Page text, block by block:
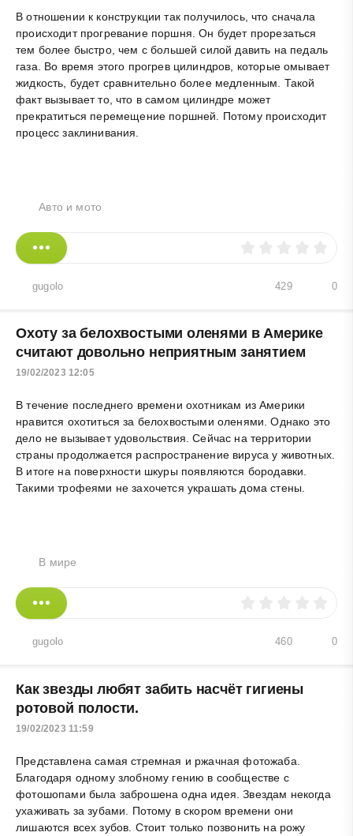
В отношении к конструкции так получилось, что сначала
происходит прогревание поршня. Он будет прорезаться
тем более быстро, чем с большей силой давить на педаль
газа. Во время этого прогрев цилиндров, которые омывает
жидкость, будет сравнительно более медленным. Такой
факт вызывает то, что в самом цилиндре может
прекратиться перемещение поршней. Потому происходит
процесс заклинивания.
Авто и мото
gugolo 0
429
Охоту за белохвостыми оленями в Америке
считают довольно неприятным занятием
19/02/2023 12:05
В течение последнего времени охотникам из Америки
нравится охотиться за белохвостыми оленями. Однако это
дело не вызывает удовольствия. Сейчас на территории
страны продолжается распространение вируса у животных.
В итоге на поверхности шкуры появляются бородавки.
Такими трофеями не захочется украшать дома стены.
В мире
gugolo 0
460
Как звезды любят забить насчёт гигиены
ротовой полости.
19/02/2023 11:59
Представлена самая стремная и ржачная фотожаба.
Благодаря одному злобному гению в сообществе с
фотошопами была заброшена одна идея. Звездам некогда
ухаживать за зубами. Потому в скором времени они
лишаются всех зубов. Стоит только позвонить на рожу